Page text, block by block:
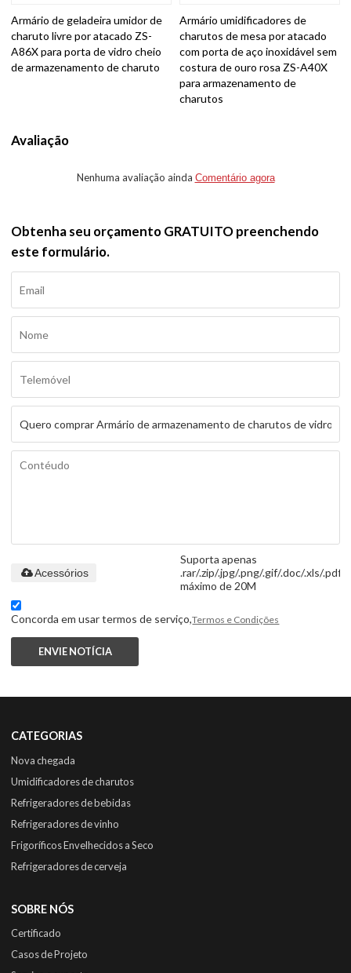
Armário de geladeira umidor de
charuto livre por atacado ZS-
A86X para porta de vidro cheio
de armazenamento de charuto
Armário umidificadores de
charutos de mesa por atacado
com porta de aço inoxidável sem
costura de ouro rosa ZS-A40X
para armazenamento de
charutos
Avaliação
Nenhuma avaliação ainda Comentário agora
Obtenha seu orçamento GRATUITO preenchendo
este formulário.
Suporta apenas
.rar/.zip/.jpg/.png/.gif/.doc/.xls/.pdf,
máximo de 20M
Acessórios
Concorda em usar termos de serviço,Termos e Condições
ENVIE NOTÍCIA
CATEGORIAS
Nova chegada
Umidificadores de charutos
Refrigeradores de bebidas
Refrigeradores de vinho
Frigoríficos Envelhecidos a Seco
Refrigeradores de cerveja
SOBRE NÓS
Certificado
Casos de Projeto